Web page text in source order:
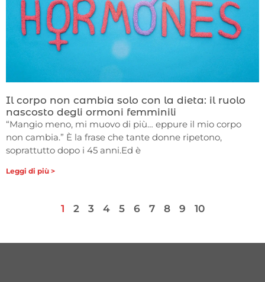
Il corpo non cambia solo con la dieta: il ruolo
nascosto degli ormoni femminili
“Mangio meno, mi muovo di più… eppure il mio corpo
non cambia.” È la frase che tante donne ripetono,
soprattutto dopo i 45 anni.Ed è
Leggi di più >
1 2 3 4 5 6 7 8 9 10